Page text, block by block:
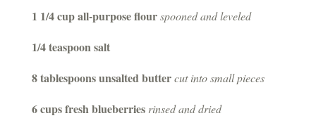
1 1/4 cup all-purpose flour spooned and leveled
1/4 teaspoon salt
8 tablespoons unsalted butter cut into small pieces
6 cups fresh blueberries rinsed and dried